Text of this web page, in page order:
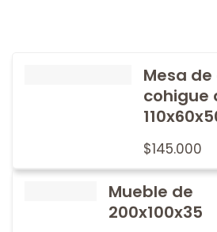
Mesa
cohigue
$145.000
Mueble de
200x100x35